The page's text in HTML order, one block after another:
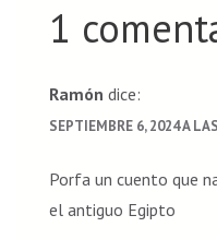
1
Ramón dice:
SEPTIEMBRE 6, 2024 A
Porfa un cuento que
el antiguo Egipto